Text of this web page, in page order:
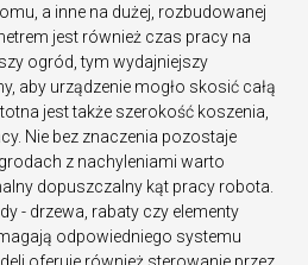
a inne na dużej, rozbudowanej
jest również czas pracy na
ogród, tym wydajniejszy
aby urządzenie mogło skosić całą
jest także szerokość koszenia,
Nie bez znaczenia pozostaje
z nachyleniami warto
dopuszczalny kąt pracy robota.
- drzewa, rabaty czy elementy
odpowiedniego systemu
oferuje również sterowanie przez